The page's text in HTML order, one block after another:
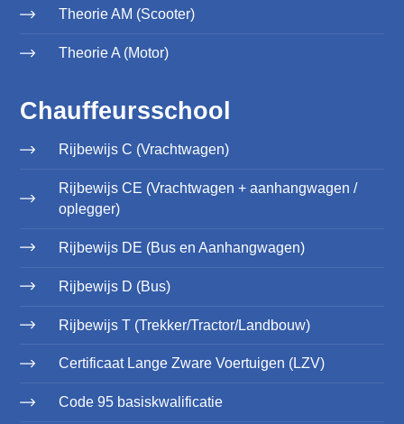
Theorie AM (Scooter)
Theorie A (Motor)
Chauffeursschool
Rijbewijs C (Vrachtwagen)
Rijbewijs CE (Vrachtwagen + aanhangwagen /
oplegger)
Rijbewijs DE (Bus en Aanhangwagen)
Rijbewijs D (Bus)
Rijbewijs T (Trekker/Tractor/Landbouw)
Certificaat Lange Zware Voertuigen (LZV)
Code 95 basiskwalificatie